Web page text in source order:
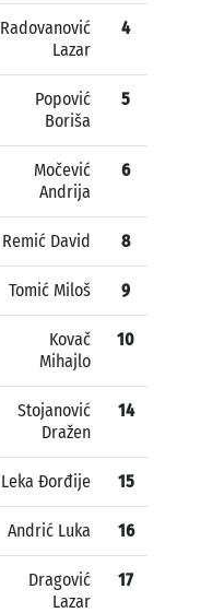
Radovanović
Lazar
4
Popović
Boriša
5
Močević
Andrija
6
Remić David 8
Tomić Miloš 9
Kovač
Mihajlo
10
Stojanović
Dražen
14
Leka Đorđije 15
Andrić Luka 16
Dragović
Lazar
17